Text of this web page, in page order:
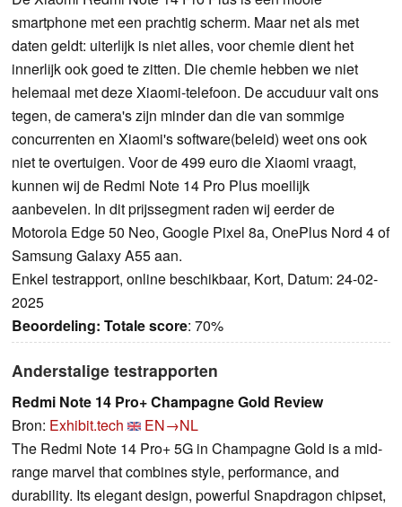
smartphone met een prachtig scherm. Maar net als met
daten geldt: uiterlijk is niet alles, voor chemie dient het
innerlijk ook goed te zitten. Die chemie hebben we niet
helemaal met deze Xiaomi-telefoon. De accuduur valt ons
tegen, de camera's zijn minder dan die van sommige
concurrenten en Xiaomi's software(beleid) weet ons ook
niet te overtuigen. Voor de 499 euro die Xiaomi vraagt,
kunnen wij de Redmi Note 14 Pro Plus moeilijk
aanbevelen. In dit prijssegment raden wij eerder de
Motorola Edge 50 Neo, Google Pixel 8a, OnePlus Nord 4 of
Samsung Galaxy A55 aan.
Enkel testrapport, online beschikbaar, Kort, Datum: 24-02-
2025
Beoordeling: Totale score: 70%
Anderstalige testrapporten
Redmi Note 14 Pro+ Champagne Gold Review
Bron: Exhibit.tech
EN→NL
The Redmi Note 14 Pro+ 5G in Champagne Gold is a mid-
range marvel that combines style, performance, and
durability. Its elegant design, powerful Snapdragon chipset,